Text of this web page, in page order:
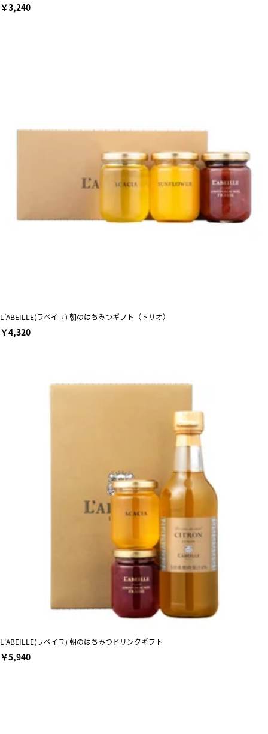
￥3,240
L’ABEILLE(ラベイユ) 朝のはちみつギフト（トリオ）
￥4,320
L’ABEILLE(ラベイユ) 朝のはちみつドリンクギフト
￥5,940